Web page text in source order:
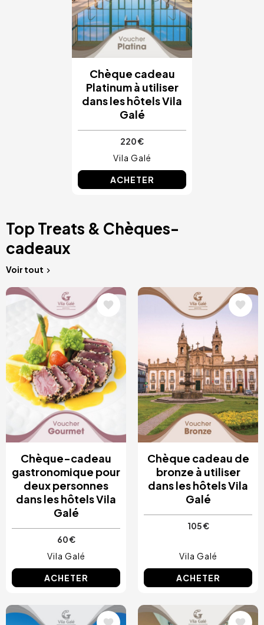
Chèque cadeau
Platinum à utiliser
dans les hôtels Vila
Galé
220 €
Vila Galé
ACHETER
Top Treats & Chèques-
cadeaux
Voir tout
Image
Chèque-cadeau
gastronomique pour
deux personnes
dans les hôtels Vila
Galé
60 €
Vila Galé
ACHETER
Image
Chèque cadeau de
bronze à utiliser
dans les hôtels Vila
Galé
105 €
Vila Galé
ACHETER
Image Image